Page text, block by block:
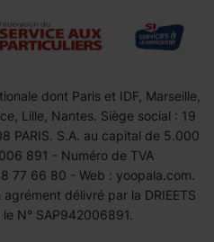
dont Paris et IDF, Marseille,
Lille, Nantes. Siège social : 19
PARIS. S.A. au capital de 5.000
891 - Numéro de TVA
77 66 80 - Web : yoopala.com.
agrément délivré par la DRIEETS
N° SAP942006891.